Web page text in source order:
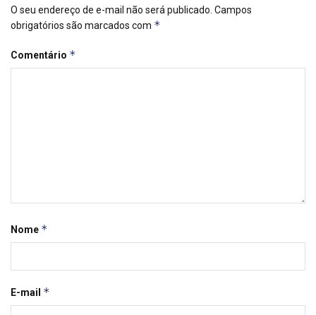
O seu endereço de e-mail não será publicado. Campos
obrigatórios são marcados com *
Comentário *
Nome *
E-mail *